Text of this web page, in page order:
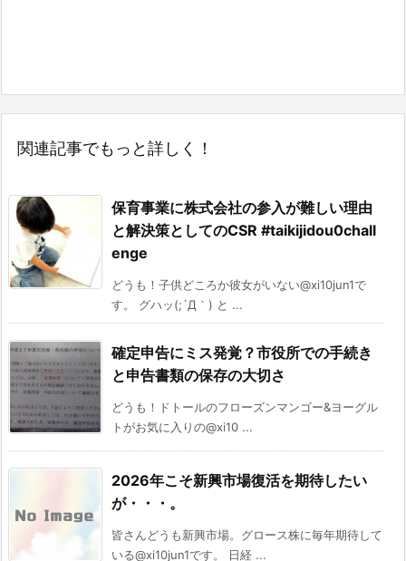
関連記事でもっと詳しく！
保育事業に株式会社の参入が難しい理由
と解決策としてのCSR #taikijidou0chall
enge
どうも！子供どころか彼女がいない@xi10jun1で
す。 グハッ(;´Д｀) と ...
確定申告にミス発覚？市役所での手続き
と申告書類の保存の大切さ
どうも！ドトールのフローズンマンゴー&ヨーグル
トがお気に入りの@xi10 ...
2026年こそ新興市場復活を期待したい
が・・・。
皆さんどうも新興市場。グロース株に毎年期待して
いる@xi10jun1です。 日経 ...